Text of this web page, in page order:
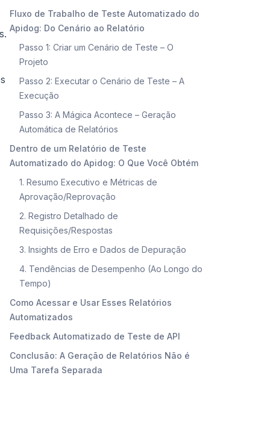
Fluxo de Trabalho de Teste Automatizado do
Apidog: Do Cenário ao Relatório
Passo 1: Criar um Cenário de Teste – O
Projeto
Passo 2: Executar o Cenário de Teste – A
Execução
Passo 3: A Mágica Acontece – Geração
Automática de Relatórios
Dentro de um Relatório de Teste
Automatizado do Apidog: O Que Você Obtém
1. Resumo Executivo e Métricas de
Aprovação/Reprovação
2. Registro Detalhado de
Requisições/Respostas
3. Insights de Erro e Dados de Depuração
4. Tendências de Desempenho (Ao Longo do
Tempo)
Como Acessar e Usar Esses Relatórios
Automatizados
Feedback Automatizado de Teste de API
Conclusão: A Geração de Relatórios Não é
Uma Tarefa Separada